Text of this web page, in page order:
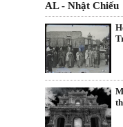
AL - Nhật Chiếu